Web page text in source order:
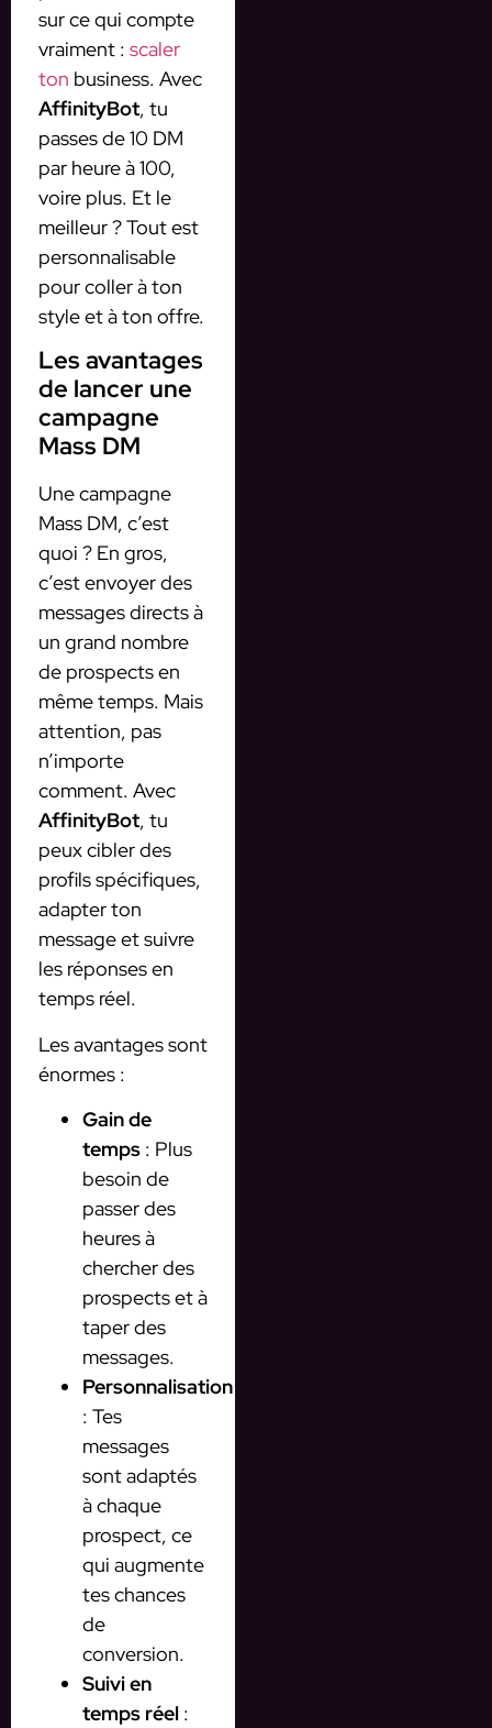
sur ce qui compte
vraiment : scaler
ton business. Avec
AffinityBot, tu
passes de 10 DM
par heure à 100,
voire plus. Et le
meilleur ? Tout est
personnalisable
pour coller à ton
style et à ton offre.
Les avantages
de lancer une
campagne
Mass DM
Une campagne
Mass DM, c’est
quoi ? En gros,
c’est envoyer des
messages directs à
un grand nombre
de prospects en
même temps. Mais
attention, pas
n’importe
comment. Avec
AffinityBot, tu
peux cibler des
profils spécifiques,
adapter ton
message et suivre
les réponses en
temps réel.
Les avantages sont
énormes :
Gain de
temps : Plus
besoin de
passer des
heures à
chercher des
prospects et à
taper des
messages.
Personnalisation
: Tes
messages
sont adaptés
à chaque
prospect, ce
qui augmente
tes chances
de
conversion.
Suivi en
temps réel :